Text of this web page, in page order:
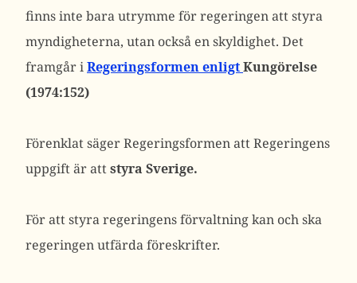
finns inte bara utrymme för regeringen att styra
myndigheterna, utan också en skyldighet. Det
framgår iRegeringsformen enligtKungörelse
(1974:152)
Förenklat säger Regeringsformen att Regeringens
uppgift är attstyra Sverige.
För att styra regeringens förvaltning kan och ska
regeringen utfärda föreskrifter.